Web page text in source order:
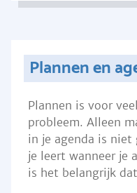
Plannen en
Plannen is voor
probleem. Alleen
in je agenda is niet
je leert wanneer je
is het belangrijk